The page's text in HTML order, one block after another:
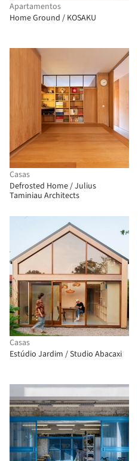
Apartamentos
Home Ground / KOSAKU
Casas
Defrosted Home / Julius
Taminiau Architects
Casas
Estúdio Jardim / Studio Abacaxi